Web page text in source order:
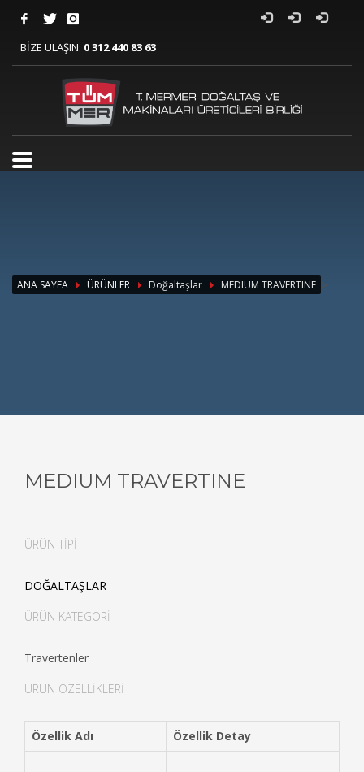
BİZE ULAŞIN: 0 312 440 83 63
ANA SAYFA ÜRÜNLER Doğaltaşlar MEDIUM TRAVERTINE >
MEDIUM TRAVERTINE
ÜRÜN TİPİ
DOĞALTAŞLAR
ÜRÜN KATEGORİ
Travertenler
ÜRÜN ÖZELLİKLERİ
Özellik Adı Özellik Detay